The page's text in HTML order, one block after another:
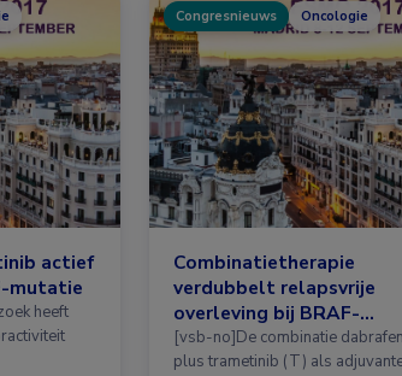
actief
mutatie
heeft
Congresnieuws Oncologie
Combinatietherapie
verdubbelt relapsvrije
overleving bij BRAF-
gemuteerd melanoom
[vsb-no]De combinatie
plus trametinib (T) als